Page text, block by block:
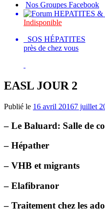
Nos Groupes Facebook
Indisponible
SOS HÉPATITES
près de chez vous
EASL JOUR 2
Publié le 16 avril 20167 juillet
– Le Baluard: Salle de
– Hépather
– VHB et migrants
– Elafibranor
– Traitement chez les